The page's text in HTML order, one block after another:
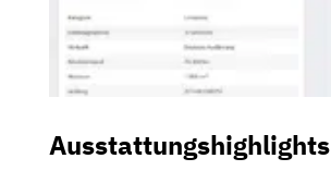
Ausstattungshighlights